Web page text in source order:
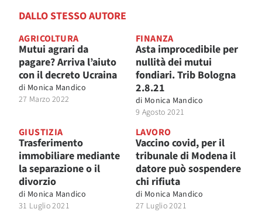
DALLO STESSO AUTORE
AGRICOLTURA
Mutui agrari da
pagare? Arriva l’aiuto
con il decreto Ucraina
di Monica Mandico
27 Marzo 2022
FINANZA
Asta improcedibile per
nullità dei mutui
fondiari. Trib Bologna
2.8.21
di Monica Mandico
9 Agosto 2021
GIUSTIZIA
Trasferimento
immobiliare mediante
la separazione o il
divorzio
di Monica Mandico
31 Luglio 2021
LAVORO
Vaccino covid, per il
tribunale di Modena il
datore può sospendere
chi rifiuta
di Monica Mandico
27 Luglio 2021